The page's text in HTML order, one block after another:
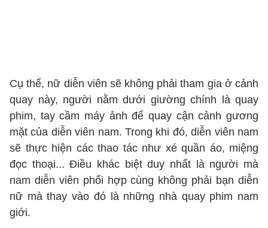
Cụ thể, nữ diễn viên sẽ không phải tham gia ở cảnh
quay này, người nằm dưới giường chính là quay
phim, tay cầm máy ảnh để quay cận cảnh gương
mặt của diễn viên nam. Trong khi đó, diễn viên nam
sẽ thực hiện các thao tác như xé quần áo, miệng
đọc thoại... Điều khác biệt duy nhất là người mà
nam diễn viên phối hợp cùng không phải bạn diễn
nữ mà thay vào đó là những nhà quay phim nam
giới.